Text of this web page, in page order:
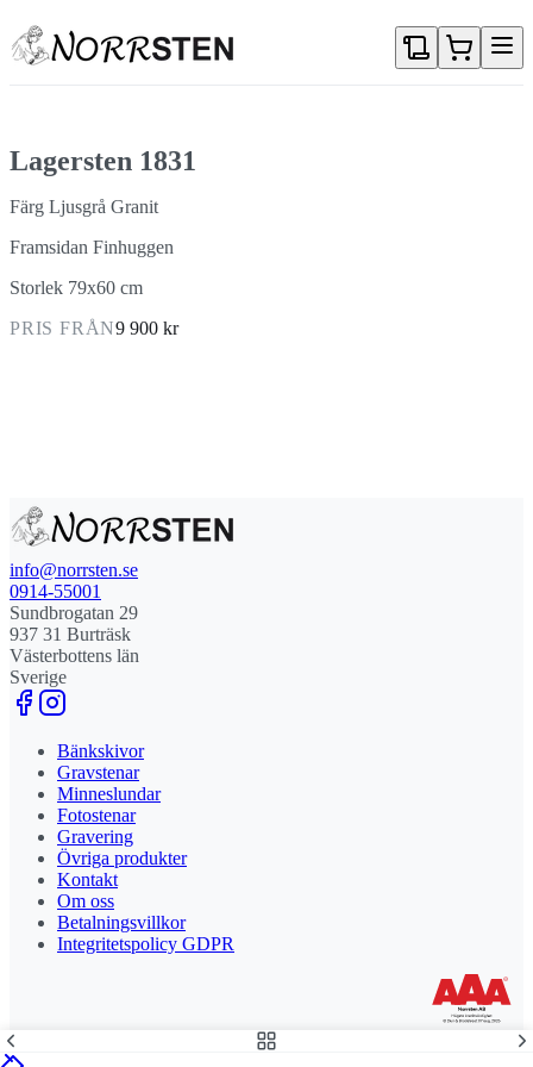
Lagersten 1831
Färg Ljusgrå Granit
Framsidan Finhuggen
Storlek 79x60 cm
PRIS FRÅN9 900 kr
info@norrsten.se
0914-55001
Sundbrogatan 29
937 31 Burträsk
Västerbottens län
Sverige
Bänkskivor
Gravstenar
Minneslundar
Fotostenar
Gravering
Övriga produkter
Kontakt
Om oss
Betalningsvillkor
Integritetspolicy GDPR
Stolt leverantör och delägare till Steny AB